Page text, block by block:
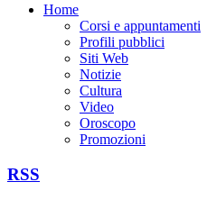
Home
Corsi e appuntamenti
Profili pubblici
Siti Web
Notizie
Cultura
Video
Oroscopo
Promozioni
RSS